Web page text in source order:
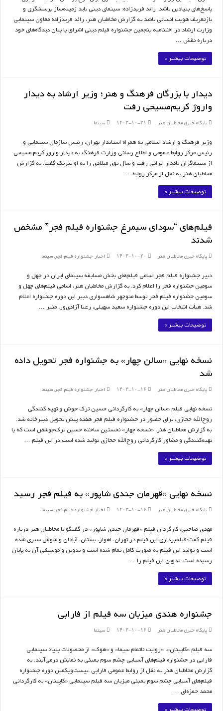
پاسخ‌های بنیادین باشد. رائد فریدزاده: سینمای دینی باید زمینه‌ساز پرسشگری و
بازتعریف هویت انسانی باشد به گزارش مخاطبان هنر، رائد فریدزاده معاون سینمایی
وزارت ارشاد در اختتامیه پنجمین جشنواره فیلم دینی اشراق با بیان دیدگاه‌های خود
درباره نقش …
توضیحات بیشتر »
دیدار با بزرگان فرهنگ و هنر؛ وزیر ارشاد به دیدار
واروژ کریم‌مسیحی رفت
پایگاه خبری مخاطبان هنر ۱۴۰۳-۱۰-۲۱ سینما
وزیر فرهنگ و ارشاد اسلامی به همراه استاندار تهران، رئیس سازمان سینمایی و
رئیس مرکز روابط عمومی و اطلاع رسانی وزارت فرهنگ به دیدار واروژ کریم مسیحی
از سینماگران نامدار ایرانی رفت و سال نوی میلادی را به او تبریک گفت. به گزارش
مخاطبان هنر به نقل از مرکز روابط …
توضیحات بیشتر »
فیلم‌های “سودای سیمرغ جشنواره فیلم فجر” مشخص
شدند
پایگاه خبری مخاطبان هنر ۱۴۰۳-۱۰-۲۰ اخبار جشنواره فیلم فجر,سینما
دبیر جشنواره فیلم فجر اسامی فیلم‌های بخش مسابقه سینمای ایران در چهل و
سومین جشنواره فجر را اعلام کرد. به گزارش مخاطبان هنر، اسامی فیلم‌های چهل و
سومین جشنواره فیلم فجر توسط منوچهر شاهسواری دبیر این دوره جشنواره اعلام
شد. هیأت انتخاب این دوره جشنواره سعید سهیلی، رعنا آزادی‌ور، منیر …
توضیحات بیشتر »
نسخه نهایی «سالن چهار» به جشنواره فجر تحویل داده
شد
پایگاه خبری مخاطبان هنر ۱۴۰۳-۱۰-۱۶ اخبار جشنواره فیلم فجر,سینما
نسخه نهایی فیلم «سالن چهار» به کارگردانی حسین ترک جوش و تهیه کنندگی
روح‌الله حجازی، برای حضور در جشنواره فیلم فجر هفته پیش تحویل دبیرخانه شد.
به گزارش مخاطبان هنر، «نسخه چهار» نخستین ساخته حسین ترک‌جوشض است که با
تهیه‌کنندگی و مشاور کارگردانی روح‌الله حجازی تولید شده است.در این فیلم …
توضیحات بیشتر »
نسخه نهایی «قهرمان جندی شاپور» به فیلم فجر رسید
پایگاه خبری مخاطبان هنر ۱۴۰۳-۱۰-۱۶ اخبار جشنواره فیلم فجر,سینما
مهدی صاحبی، کارگردان فیلم «قهرمان جندی شاپور» در گفتگو با مخاطبان هنر درباره
فیلم گفت:فیلمبرداری این فیلم در تهران، اهواز، بستان، آبادان و شوش سپری شده
است و تولید این فیلم به صورت کامل تمام شده است و تدوین و موسیقی آن به پایان
رسیده است. تدوین این فیلم را …
توضیحات بیشتر »
جشنواره هندی میزبان سه فیلم از فارابی
پایگاه خبری مخاطبان هنر ۱۴۰۳-۱۰-۱۶ سینما
سه فیلم «کاپیتان»، «روایت ناتمام سیما» و «هوک» از محصولات بنیاد سینمایی
فارابی در جشنواره فیلم‌های آسیایی چشم سوم بمبئی به نمایش درمی‌آیند. به
گزارش مخاطبان هنر به نقل از روابط عمومی فارابی ،بیست‌ویکمین دوره جشنواره
فیلم‌های آسیایی چشم سوم بمبئی میزبان سه فیلم سینمایی «کاپیتان» به کارگردانی
محمد حمزه‌ای …